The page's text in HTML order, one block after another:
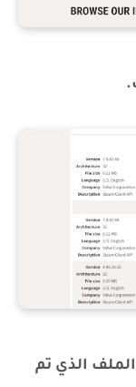
الذي تم